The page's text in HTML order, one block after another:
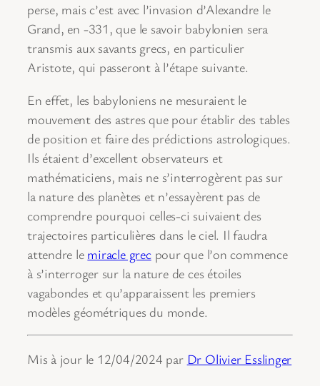
perse, mais c’est avec l’invasion d’Alexandre le
Grand, en -331, que le savoir babylonien sera
transmis aux savants grecs, en particulier
Aristote, qui passeront à l’étape suivante.
En effet, les babyloniens ne mesuraient le
mouvement des astres que pour établir des tables
de position et faire des prédictions astrologiques.
Ils étaient d’excellent observateurs et
mathématiciens, mais ne s’interrogèrent pas sur
la nature des planètes et n’essayèrent pas de
comprendre pourquoi celles-ci suivaient des
trajectoires particulières dans le ciel. Il faudra
attendre le miracle grecpour que l’on commence
à s’interroger sur la nature de ces étoiles
vagabondes et qu’apparaissent les premiers
modèles géométriques du monde.
Mis à jour le 12/04/2024 par Dr Olivier Esslinger